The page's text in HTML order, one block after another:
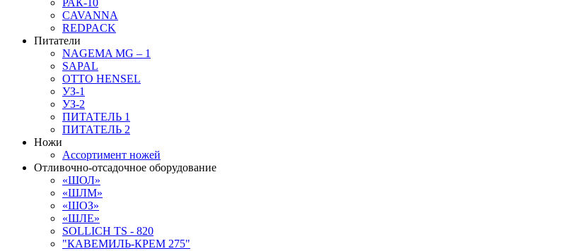
РАК-10
CAVANNA
REDPACK
Питатели
NAGEMA MG – 1
SAPAL
OTTO HENSEL
УЗ-1
УЗ-2
ПИТАТЕЛЬ 1
ПИТАТЕЛЬ 2
Ножи
Ассортимент ножей
Отливочно-отсадочное оборудование
«ШОЛ»
«ШЛМ»
«ШОЗ»
«ШЛЕ»
SOLLICH TS - 820
"КАВЕМИЛЬ-КРЕМ 275"